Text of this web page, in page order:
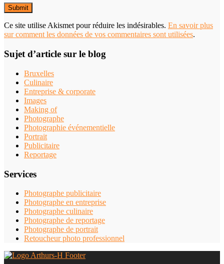
Ce site utilise Akismet pour réduire les indésirables. En savoir plus
sur comment les données de vos commentaires sont utilisées.
Sujet d’article sur le blog
Bruxelles
Culinaire
Entreprise & corporate
Images
Making of
Photographe
Photographie événementielle
Portrait
Publicitaire
Reportage
Services
Photographe publicitaire
Photographe en entreprise
Photographe culinaire
Photographe de reportage
Photographe de portrait
Retoucheur photo professionnel